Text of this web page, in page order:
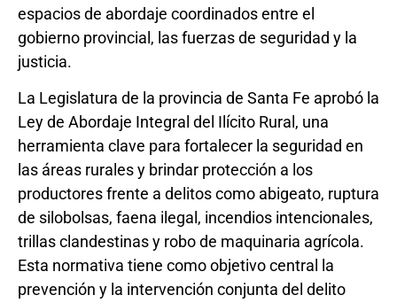
espacios de abordaje coordinados entre el
gobierno provincial, las fuerzas de seguridad y la
justicia.
La Legislatura de la provincia de Santa Fe aprobó la
Ley de Abordaje Integral del Ilícito Rural, una
herramienta clave para fortalecer la seguridad en
las áreas rurales y brindar protección a los
productores frente a delitos como abigeato, ruptura
de silobolsas, faena ilegal, incendios intencionales,
trillas clandestinas y robo de maquinaria agrícola.
Esta normativa tiene como objetivo central la
prevención y la intervención conjunta del delito